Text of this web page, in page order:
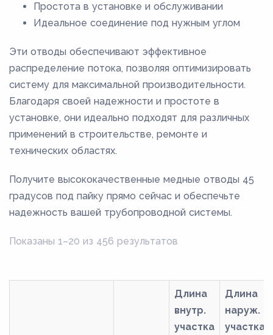
Простота в установке и обслуживании
Идеальное соединение под нужным углом
Эти отводы обеспечивают эффективное
распределение потока, позволяя оптимизировать
систему для максимальной производительности.
Благодаря своей надежности и простоте в
установке, они идеально подходят для различных
применений в строительстве, ремонте и
технических областях.
Получите высококачественные медные отводы 45
градусов под пайку прямо сейчас и обеспечьте
надежность вашей трубопроводной системы.
Показаны 1–20 из 456 результатов
Длина
внутр.
участка
Длина
наруж.
участка